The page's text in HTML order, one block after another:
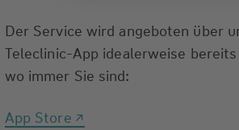
Der Service wird angeboten über
Teleclinic-App idealerweise
wo immer Sie sind:
App Store